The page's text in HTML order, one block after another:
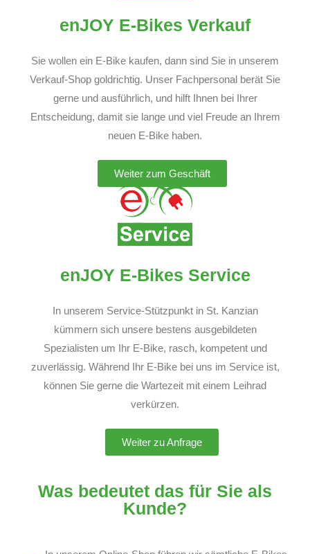
enJOY E-Bikes Verkauf
Sie wollen ein E-Bike kaufen, dann sind Sie in unserem
Verkauf-Shop goldrichtig. Unser Fachpersonal berät Sie
gerne und ausführlich, und hilft Ihnen bei Ihrer
Entscheidung, damit sie lange und viel Freude an Ihrem
neuen E-Bike haben.
Weiter zum Geschäft
enJOY E-Bikes Service
In unserem Service-Stützpunkt in St. Kanzian
kümmern sich unsere bestens ausgebildeten
Spezialisten um Ihr E-Bike, rasch, kompetent und
zuverlässig. Während Ihr E-Bike bei uns im Service ist,
können Sie gerne die Wartezeit mit einem Leihrad
verkürzen.
Weiter zu Anfrage
Was bedeutet das für Sie als
Kunde?